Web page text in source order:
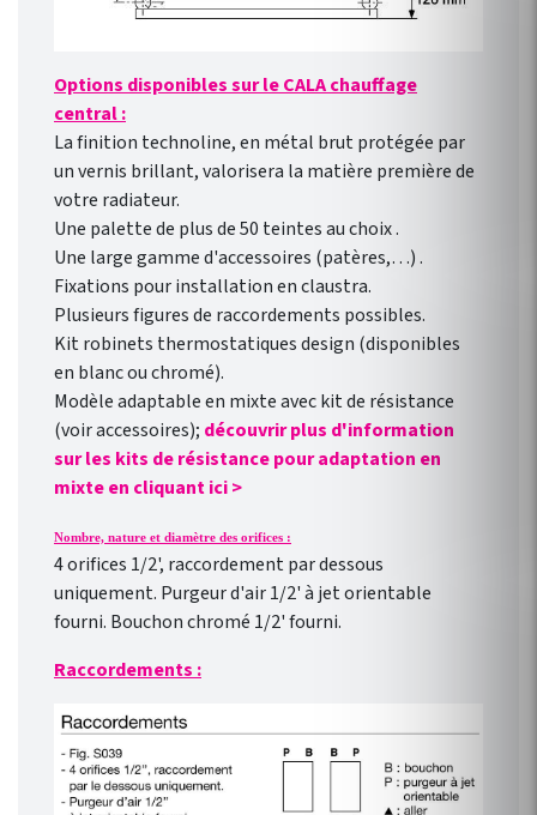
Options disponibles sur le CALA chauffage
central :
La finition technoline, en métal brut protégée par
un vernis brillant, valorisera la matière première de
votre radiateur.
Une palette de plus de 50 teintes au choix .
Une large gamme d'accessoires (patères,…) .
Fixations pour installation en claustra.
Plusieurs figures de raccordements possibles.
Kit robinets thermostatiques design (disponibles
en blanc ou chromé).
Modèle adaptable en mixte avec kit de résistance
(voir accessoires); découvrir plus d'information
sur les kits de résistance pour adaptation en
mixte en cliquant ici >
Nombre, nature et diamètre des orifices :
4 orifices 1/2', raccordement par dessous
uniquement. Purgeur d'air 1/2' à jet orientable
fourni. Bouchon chromé 1/2' fourni.
Raccordements :